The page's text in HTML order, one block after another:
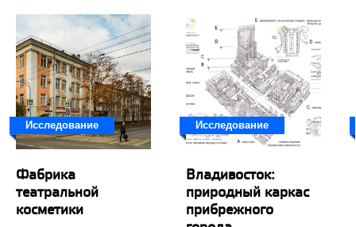
Исследование
Фабрика
театральной
косметики
Исследование
Владивосток:
природный каркас
прибрежного